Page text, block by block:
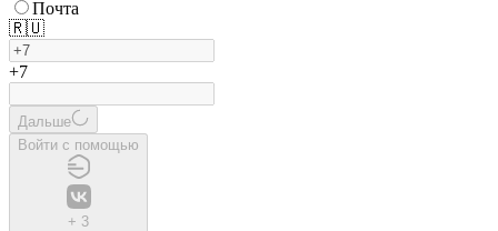
Почта
🇷🇺
+7
Дальше
Войти с помощью
+ 3